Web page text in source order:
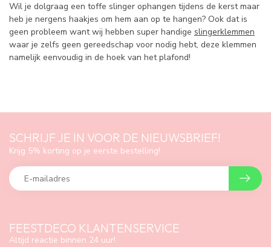
Wil je dolgraag een toffe slinger ophangen tijdens de kerst maar
heb je nergens haakjes om hem aan op te hangen? Ook dat is
geen probleem want wij hebben super handige slingerklemmen
waar je zelfs geen gereedschap voor nodig hebt, deze klemmen
namelijk eenvoudig in de hoek van het plafond!
FEESTDECO KLANTENSERVICE
Altijd reactie binnen 24 uur!
SCHRIJF JE IN VOOR DE NIEUWSBRIEF!
Krijg 5% korting op je eerste bestelling!